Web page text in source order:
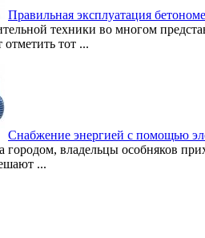
Правильная эксплуатация
техники во многом
тот ...
Снабжение энергией с помощью
городом, владельцы особняков
...